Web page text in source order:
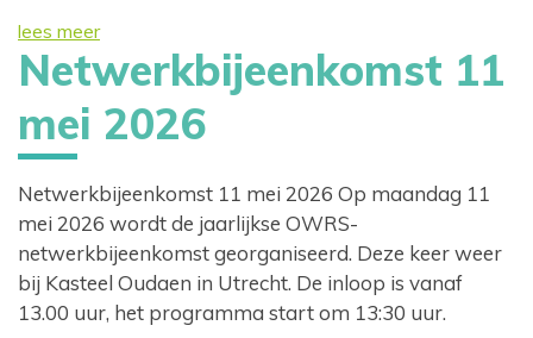
lees meer
Netwerkbijeenkomst 11
mei 2026
Netwerkbijeenkomst 11 mei 2026 Op maandag 11
mei 2026 wordt de jaarlijkse OWRS-
netwerkbijeenkomst georganiseerd. Deze keer weer
bij Kasteel Oudaen in Utrecht. De inloop is vanaf
13.00 uur, het programma start om 13:30 uur.